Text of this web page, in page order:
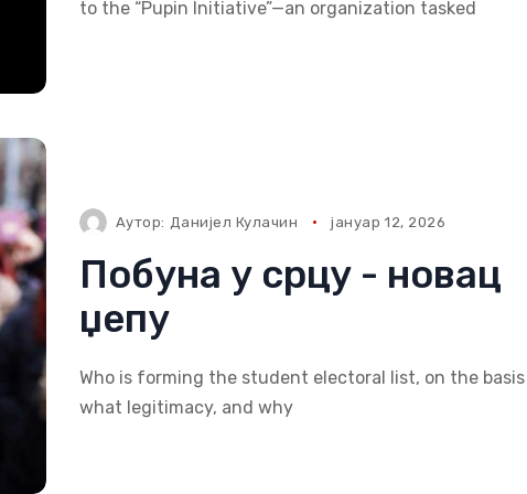
to the “Pupin Initiative”—an organization tasked
Аутор: Данијел Кулачин јануар 12, 2026
Побуна у срцу - новац
џепу
Who is forming the student electoral list, on the
what legitimacy, and why